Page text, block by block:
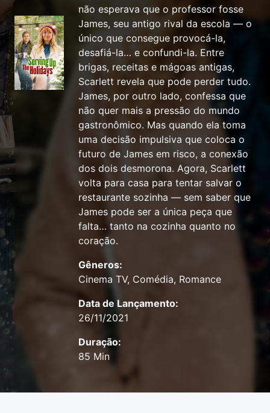
não esperava que o professor fosse
James, seu antigo rival da escola — o
único que consegue provocá-la,
desafiá-la… e confundi-la. Entre
brigas, receitas e mágoas antigas,
Scarlett revela que pode perder tudo.
James, por outro lado, confessa que
não quer mais a pressão do mundo
gastronômico. Mas quando ela toma
uma decisão impulsiva que coloca o
futuro de James em risco, a conexão
dos dois desmorona. Agora, Scarlett
volta para casa para tentar salvar o
restaurante sozinha — sem saber que
James pode ser a única peça que
falta… tanto na cozinha quanto no
coração.
Gêneros:
Cinema TV, Comédia, Romance
Data de Lançamento:
26/11/2021
Duração:
85 Min